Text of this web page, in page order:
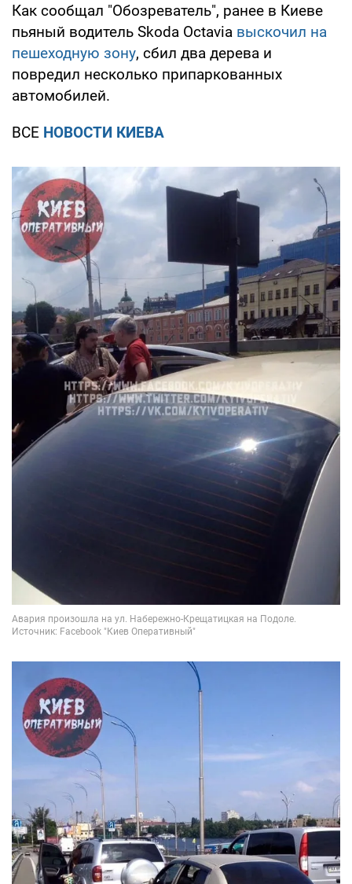
Как сообщал "Обозреватель", ранее в Киеве
пьяный водитель Skoda Octavia выскочил на
пешеходную зону, сбил два дерева и
повредил несколько припаркованных
автомобилей.
ВСЕ НОВОСТИ КИЕВА